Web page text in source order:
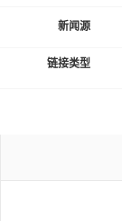
新闻源
链接类型